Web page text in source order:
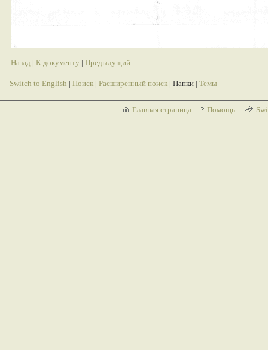
Назад | К документу | Предыдущий
Switch to English | Поиск | Расширенный поиск | Папки | Темы
Главная страница Помощь